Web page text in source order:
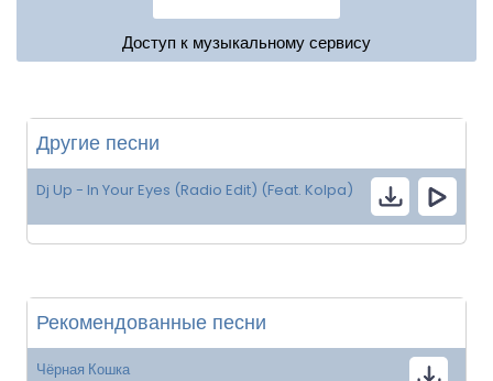
Доступ к музыкальному сервису
Другие песни
Dj Up - In Your Eyes (Radio Edit) (Feat. Kolpa)
Рекомендованные песни
Чёрная Кошка